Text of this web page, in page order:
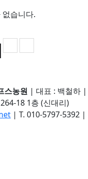
습니다.
스농원 | 대표 : 백철하 |
18 1층 (신대리)
| T. 010-5797-5392 |